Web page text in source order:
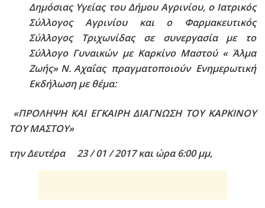
Δημόσιας Υγείας του Δήμου Αγρινίου, ο Ιατρικός
Σύλλογος Αγρινίου και ο Φαρμακευτικός
Σύλλογος Τριχωνίδας σε συνεργασία με το
Σύλλογο Γυναικών με Καρκίνο Μαστού « Άλμα
Ζωής» Ν. Αχαΐας πραγματοποιούν Ενημερωτική
Εκδήλωση με θέμα:
«ΠΡΟΛΗΨΗ ΚΑΙ ΕΓΚΑΙΡΗ ΔΙΑΓΝΩΣΗ ΤΟΥ ΚΑΡΚΙΝΟΥ
ΤΟΥ ΜΑΣΤΟΥ»
την Δευτέρα 23 / 01 / 2017 και ώρα 6:00 μμ,